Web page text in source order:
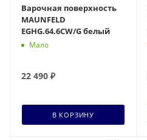
Варочная поверхность
MAUNFELD
EGHG.64.6CW/G белый
Мало
22 490 ₽
В КОРЗИНУ